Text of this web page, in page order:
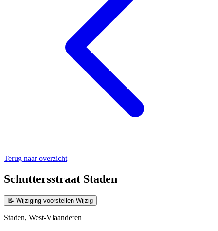
Terug naar overzicht
Schuttersstraat Staden
📝 Wijziging voorstellen Wijzig
Staden, West-Vlaanderen